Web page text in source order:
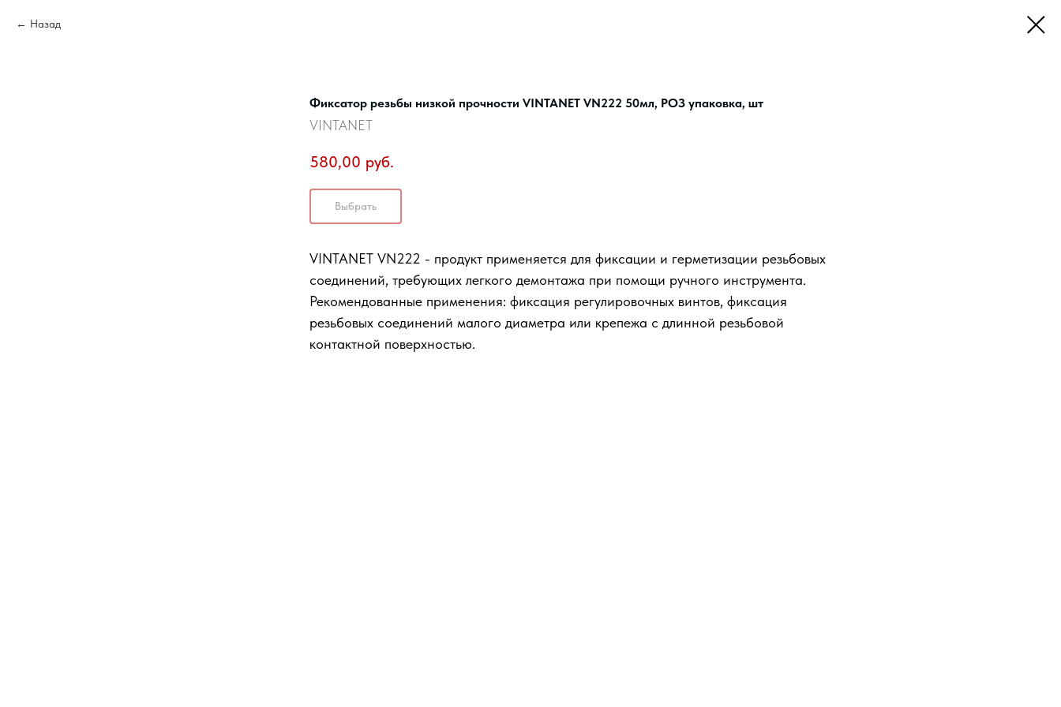
Назад
Фиксатор резьбы низкой прочности VINTANET VN222 50мл, РОЗ упаковка, шт
VINTANET
580,00 руб.
Выбрать
VINTANET VN222 - продукт применяется для фиксации и герметизации резьбовых
соединений, требующих легкого демонтажа при помощи ручного инструмента.
Рекомендованные применения: фиксация регулировочных винтов, фиксация
резьбовых соединений малого диаметра или крепежа с длинной резьбовой
контактной поверхностью.